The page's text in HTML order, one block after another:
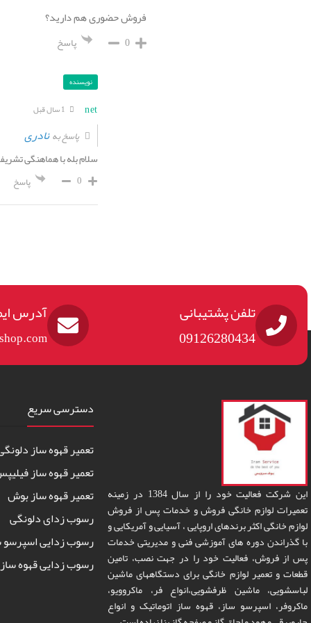
فروش حضوری هم دارید؟
0 پاسخ
نویسنده
net
پاسخ بهنادری
سلام بله با هماهنگی
0 پاسخ
تلفن پشتیبانی
09126280434
آدرس
این شرکت فعالیت خود را از سال 1384 در زمینه
تعمیرات لوازم خانگی فروش و خدمات پس از فروش
لوازم خانگی اکثر برندهای اروپایی ، آسیایی و آمریکایی و
با گذراندن دوره های آموزشی فنی و مدیریتی خدمات
پس از فروش، فعالیت خود را در جهت نصب، تامین
قطعات و تعمیر لوازم خانگی برای دستگاههای ماشین
لباسشویی، ماشین ظرفشویی،انواع فر، ماکروویو،
ماکروفر، اسپرسو ساز، قهوه ساز اتوماتیک و انواع
دسترسی سریع
تعمیر قهوه ساز
تعمیر قهوه ساز
تعمیر قهوه ساز بوش
رسوب زدای دلونگی
رسوب زدایی اسپرسو
رسوب زدایی قهوه